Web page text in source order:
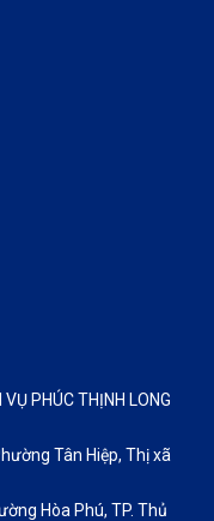
PHÚC THỊNH LONG
Tân Hiệp, Thị xã
Hòa Phú, TP. Thủ